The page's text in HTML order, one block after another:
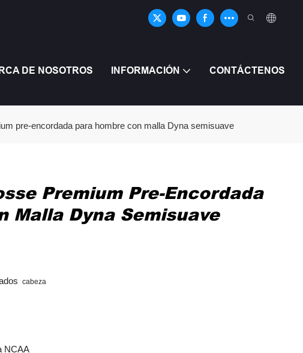
DE NOSOTROS INFORMACIÓN CONTÁCTENOS
pre-encordada para hombre con malla Dyna semisuave
Premium Pre-Encordada
Malla Dyna Semisuave
cabeza
NCAA